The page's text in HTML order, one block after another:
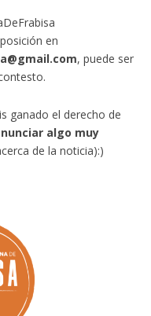
en
, puede ser
ganado el derecho de
algo muy
de la noticia):)